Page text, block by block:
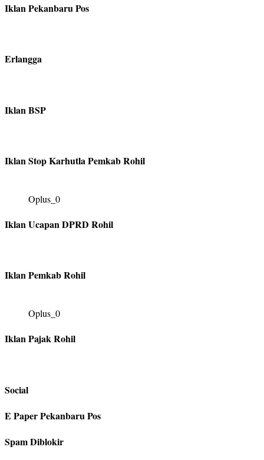
Iklan Pekanbaru Pos
Erlangga
Iklan BSP
Iklan Stop Karhutla Pemkab Rohil
Oplus_0
Iklan Ucapan DPRD Rohil
Iklan Pemkab Rohil
Oplus_0
Iklan Pajak Rohil
Social
E Paper Pekanbaru Pos
Spam Diblokir